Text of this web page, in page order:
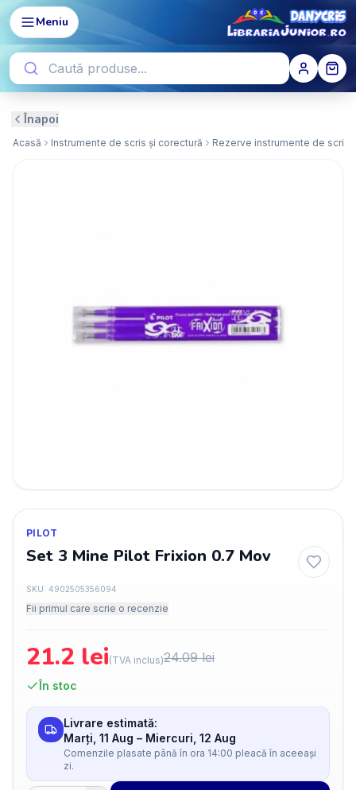
Meniu
Înapoi
Acasă Instrumente de scris și corectură Rezerve instrumente de scris
PILOT
Set 3 Mine Pilot Frixion 0.7 Mov
SKU: 4902505356094
Fii primul care scrie o recenzie
21.2 lei(TVA inclus)24.09lei
În stoc
Livrare estimată:
Marți, 11 Aug – Miercuri, 12 Aug
Comenzile plasate până în ora 14:00 pleacă în aceeași
zi.